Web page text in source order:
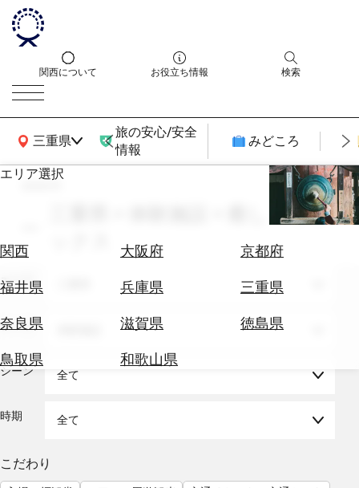
関西について お役立ち情報 検索
三重県
関西広域MAP
旅の安心/安全
情報
みどころ
エリア選択
関西 大阪府
京都府
福井県
兵庫県
三重県
奈良県
滋賀県
徳島県
鳥取県
和歌山県
エ
券
テ
を
る
気
search
三重県 × 体験施設 × 癒し・リラ
エリア
テーマ
シーン 全て
時期 全て
こだわり